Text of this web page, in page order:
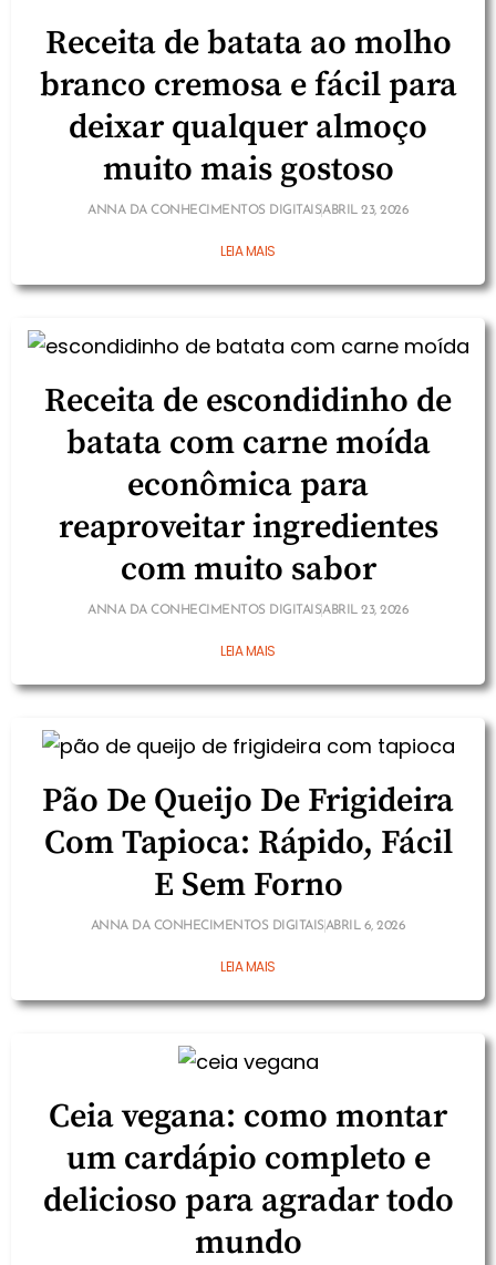
Receita de batata ao molho
branco cremosa e fácil para
deixar qualquer almoço
muito mais gostoso
ANNA DA CONHECIMENTOS DIGITAISABRIL 23, 2026
LEIA MAIS
Receita de escondidinho de
batata com carne moída
econômica para
reaproveitar ingredientes
com muito sabor
ANNA DA CONHECIMENTOS DIGITAISABRIL 23, 2026
LEIA MAIS
Pão De Queijo De Frigideira
Com Tapioca: Rápido, Fácil
E Sem Forno
ANNA DA CONHECIMENTOS DIGITAISABRIL 6, 2026
LEIA MAIS
Ceia vegana: como montar
um cardápio completo e
delicioso para agradar todo
mundo